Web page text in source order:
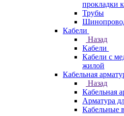
прокладки
Трубы
Кабели
Назад
Кабели
Кабели с
жилой
Кабельная
Назад
Кабельная
Арматура
Кабельные